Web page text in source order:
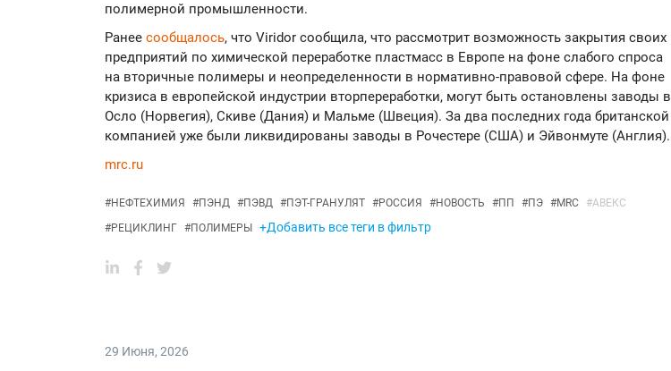
полимерной промышленности.
Ранее сообщалось, что Viridor сообщила, что рассмотрит возможность закрытия своих
предприятий по химической переработке пластмасс в Европе на фоне слабого спроса
на вторичные полимеры и неопределенности в нормативно-правовой сфере. На фоне
кризиса в европейской индустрии вторпереработки, могут быть остановлены заводы в
Осло (Норвегия), Скиве (Дания) и Мальме (Швеция). За два последних года британской
компанией уже были ликвидированы заводы в Рочестере (США) и Эйвонмуте (Англия).
mrc.ru
#НЕФТЕХИМИЯ #ПЭНД #ПЭВД #ПЭТ-ГРАНУЛЯТ #РОССИЯ #НОВОСТЬ #ПП #ПЭ #MRC #АВЕКС
#РЕЦИКЛИНГ #ПОЛИМЕРЫ +Добавить все теги в фильтр
29 Июня, 2026